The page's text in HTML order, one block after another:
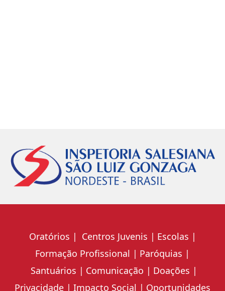
Oratórios Centros Juvenis
Escolas
Formação Profissional
Paróquias
Santuários
Comunicação
Doações
Privacidade
Impacto Social Oportunidades